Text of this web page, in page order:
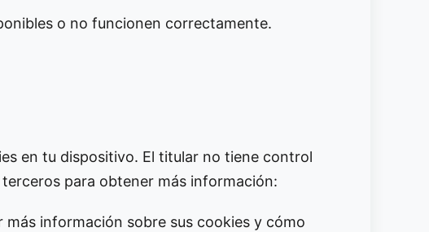
o no funcionen correctamente.
en tu dispositivo. El titular no tiene control
para obtener más información:
información sobre sus cookies y cómo